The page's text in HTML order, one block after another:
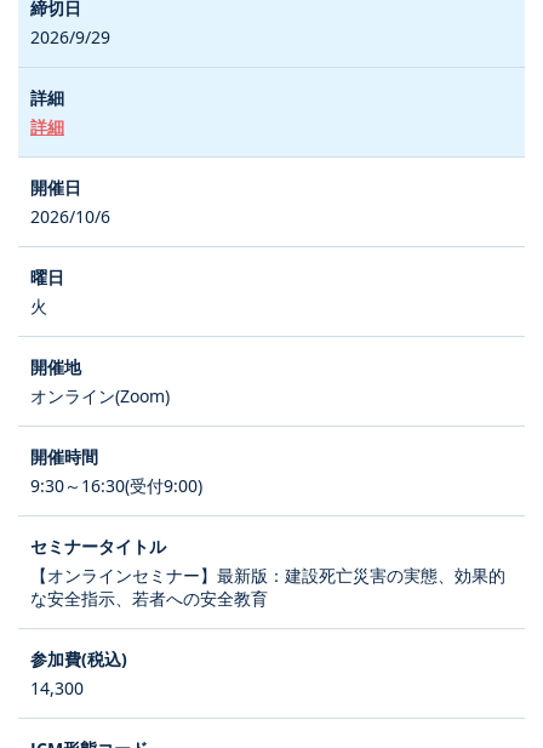
2026/9/29
詳細
2026/10/6
火
オンライン(Zoom)
9:30～16:30(受付9:00)
【オンラインセミナー】最新版：建設死亡災害の実態、効果的
な安全指示、若者への安全教育
14,300